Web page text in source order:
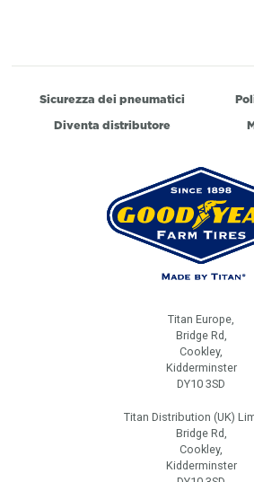
Sicurezza dei pneumatici
Diventa distributore
Titan Europe,
Bridge Rd,
Cookley,
Kidderminster
DY10 3SD
Titan Distribution (UK)
Bridge Rd,
Cookley,
Kidderminster